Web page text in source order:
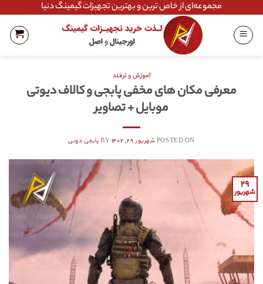
content
مجموعه‌ای از خاص ترین و بهترین تجهیزات گیمینگ دنیا
آموزش و ترفند
معرفی مکان های مخفی پابجی و کالاف دیوتی
موبایل + تصاویر
POSTED ONشهریور ۲۹, ۱۴۰۲ پابجی دونی
۲۹
شهریور